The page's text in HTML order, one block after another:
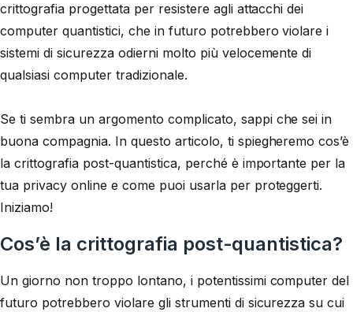
crittografia progettata per resistere agli attacchi dei
computer quantistici, che in futuro potrebbero violare i
sistemi di sicurezza odierni molto più velocemente di
qualsiasi computer tradizionale.
Se ti sembra un argomento complicato, sappi che sei in
buona compagnia. In questo articolo, ti spiegheremo cos’è
la crittografia post-quantistica, perché è importante per la
tua privacy online e come puoi usarla per proteggerti.
Iniziamo!
Cos’è la crittografia post-quantistica?
Un giorno non troppo lontano, i potentissimi computer del
futuro potrebbero violare gli strumenti di sicurezza su cui